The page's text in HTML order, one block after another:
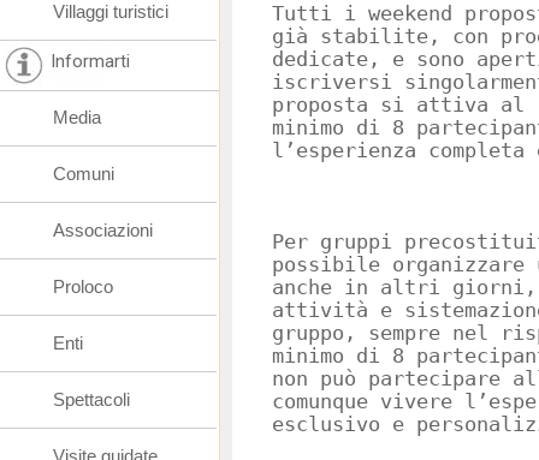
Tutti i weekend
già stabilite, con
dedicate, e sono
iscriversi
proposta si attiva al
minimo di 8
l’esperienza completa
Per gruppi
possibile organizzare
anche in altri giorni,
attività e
gruppo, sempre nel
minimo di 8
non può partecipare
comunque vivere
esclusivo e
Villaggi turistici
Informarti
Media
Comuni
Associazioni
Proloco
Enti
Spettacoli
Visite guidate